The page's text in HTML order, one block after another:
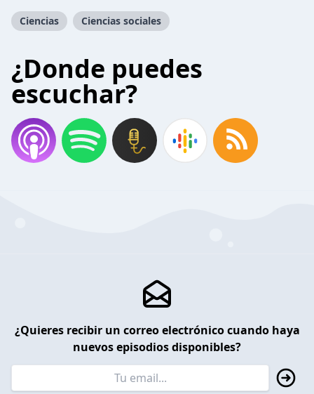
Ciencias Ciencias sociales
¿Donde puedes
escuchar?
¿Quieres recibir un correo electrónico cuando haya
nuevos episodios disponibles?